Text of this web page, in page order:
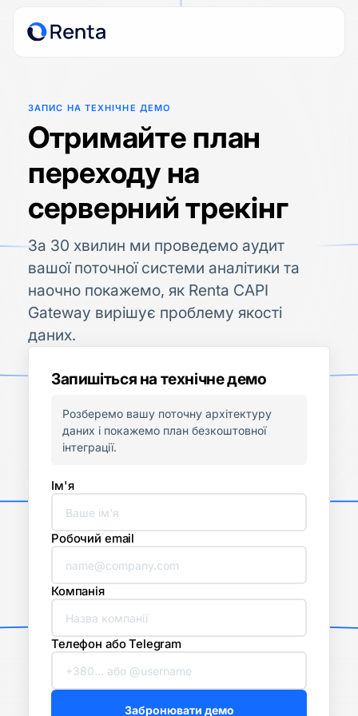
ЗАПИС НА ТЕХНІЧНЕ ДЕМО
Отримайте план
переходу на
серверний трекінг
За 30 хвилин ми проведемо аудит
вашої поточної системи аналітики та
наочно покажемо, як Renta CAPI
Gateway вирішує проблему якості
даних.
Запишіться на технічне демо
Розберемо вашу поточну архітектуру
даних і покажемо план безкоштовної
інтеграції.
Ім'я
Робочий email
Компанія
Телефон або Telegram
Забронювати демо